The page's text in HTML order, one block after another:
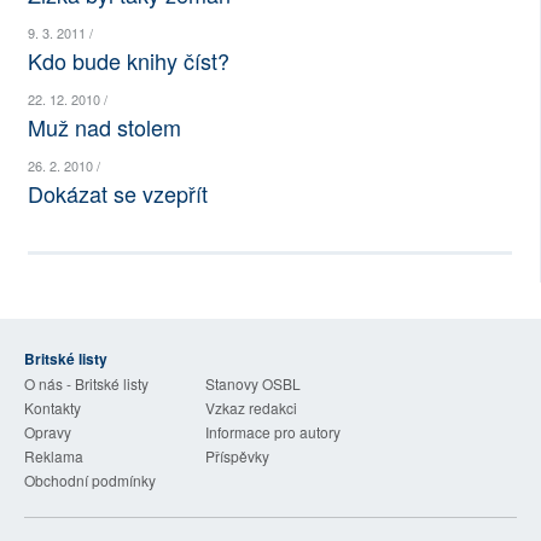
SOCIÁLNÍ SÍTĚ
PLNÁ VERZE STRÁNEK
9. 3. 2011 /
Kdo bude knihy číst?
22. 12. 2010 /
Muž nad stolem
26. 2. 2010 /
Dokázat se vzepřít
Britské listy
O nás - Britské listy
Stanovy OSBL
Kontakty
Vzkaz redakci
Opravy
Informace pro autory
Reklama
Příspěvky
Obchodní podmínky